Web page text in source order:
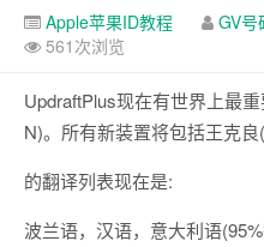
Apple苹果ID教程 GV号
561次浏览
UpdraftPlus现在有世界上最
N)。所有新装置将包括王克良(
的翻译列表现在是:
波兰语，汉语，意大利语